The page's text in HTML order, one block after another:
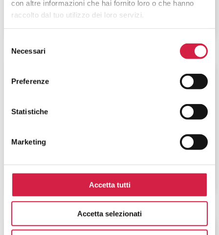
con altre informazioni che hai fornito loro o che hanno
raccolto dal tuo utilizzo dei loro servizi.
delNecessari
Preferenze
Statistiche
Marketing
Accetta tutti
Accetta selezionati
SS. Antonio e Biagio e Cesare Arrigo
Via Venezia, 16
Emilia-Romagna-Ferrara